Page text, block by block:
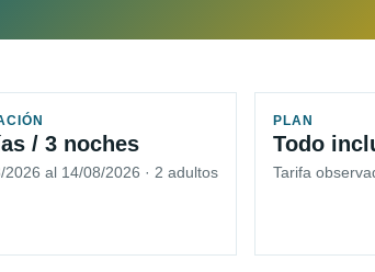
/ 3 noches
2026 al 14/08/2026 · 2 adultos
PLAN
Todo
Tarifa